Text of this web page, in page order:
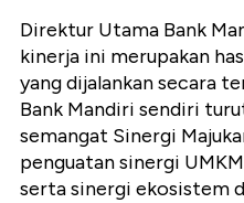
Direktur Utama Bank
kinerja ini merupakan
yang dijalankan secara
Bank Mandiri sendiri
semangat Sinergi
penguatan sinergi
serta sinergi ekosistem